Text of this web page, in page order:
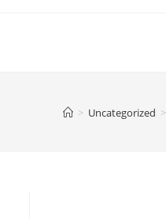
> Uncategorized >